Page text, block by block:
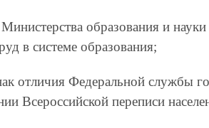
образования и
в системе образования;
отличия Федеральной службы
Всероссийской переписи